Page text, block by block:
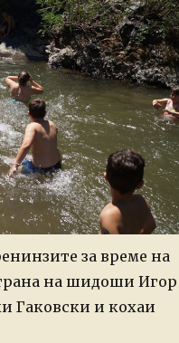
за време на
на шидоши Игор
Гаковски и кохаи